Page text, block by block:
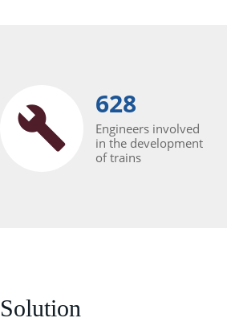
628
Engineers involved
in the development
of trains
Solution